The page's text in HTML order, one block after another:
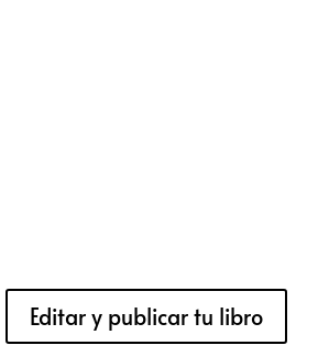
Editar y publicar tu libro